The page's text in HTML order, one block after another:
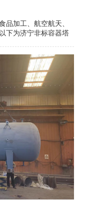
品加工、航空航天、
下为济宁非标容器塔